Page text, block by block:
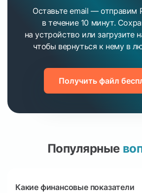
Оставьте email — отправим
в течение 10 минут.
на устройство или загрузите
чтобы вернуться к нему в
Получить файл
Популярные
Какие финансовые показатели